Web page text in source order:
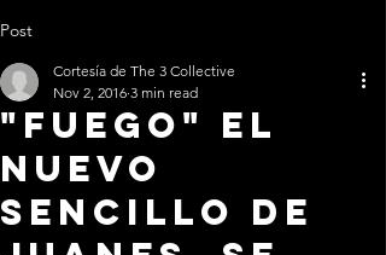
Post
"FUEGO" El
nuevo
sencillo de
Cortesía de The 3 Collective
Nov 2, 2016 3 min read